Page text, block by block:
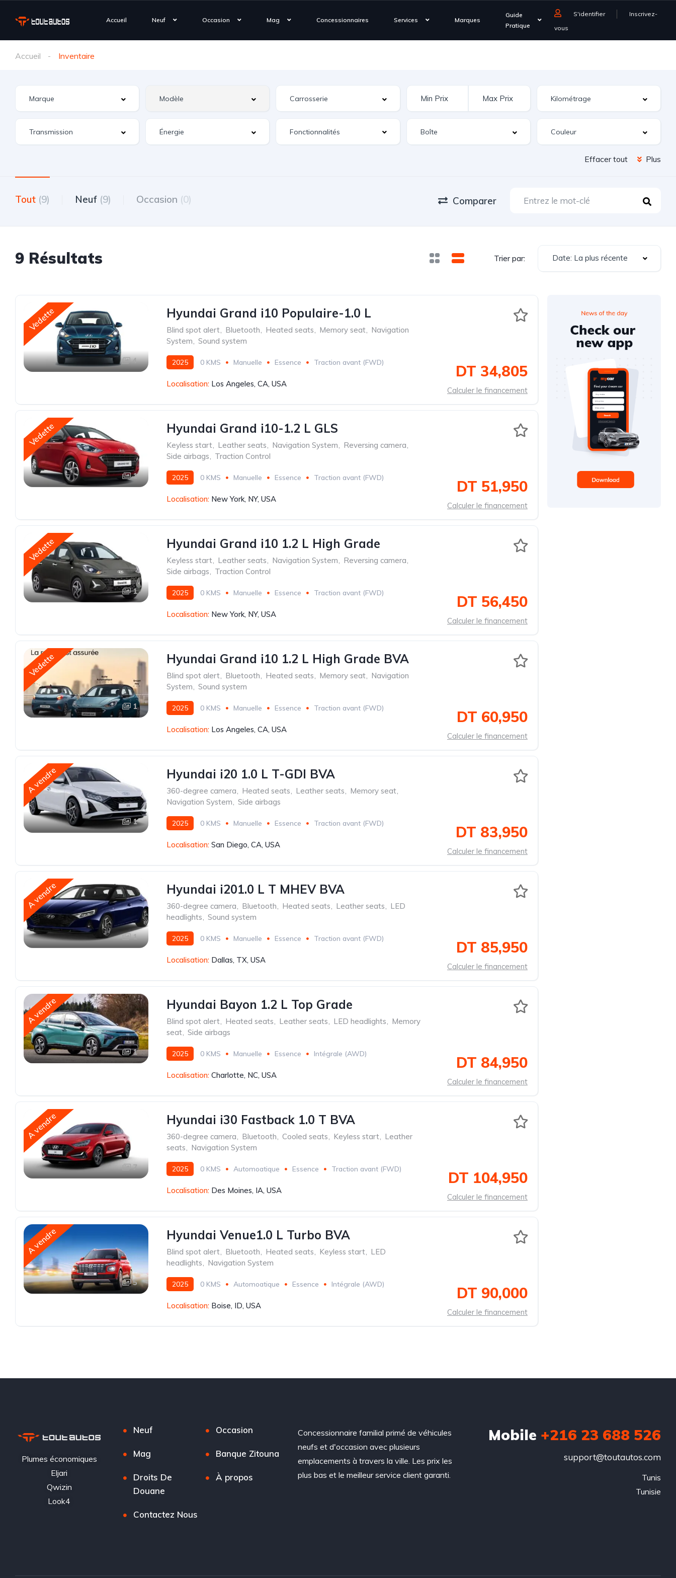
Accueil Neuf Occasion Mag Concessionnaires Services Marques
Guide
Pratique
S'identifier
Inscrivez-
vous
Accueil Inventaire
Fonctionnalités
Effacer tout Plus
Tout (9) Neuf (9) Occasion (0) Comparer
9 Résultats Trier par: Date: La plus récente
Vedette
4
Hyundai Grand i10 Populaire-1.0 L
Blind spot alert, Bluetooth, Heated seats, Memory seat, Navigation
System, Sound system
2025 0 KMS Manuelle Essence Traction avant (FWD)
Localisation: Los Angeles, CA, USA
DT 34,805
Calculer le financement
Vedette
1
Hyundai Grand i10-1.2 L GLS
Keyless start, Leather seats, Navigation System, Reversing camera,
Side airbags, Traction Control
2025 0 KMS Manuelle Essence Traction avant (FWD)
Localisation: New York, NY, USA
DT 51,950
Calculer le financement
Vedette
1
Hyundai Grand i10 1.2 L High Grade
Keyless start, Leather seats, Navigation System, Reversing camera,
Side airbags, Traction Control
2025 0 KMS Manuelle Essence Traction avant (FWD)
Localisation: New York, NY, USA
DT 56,450
Calculer le financement
Vedette
1
Hyundai Grand i10 1.2 L High Grade BVA
Blind spot alert, Bluetooth, Heated seats, Memory seat, Navigation
System, Sound system
2025 0 KMS Manuelle Essence Traction avant (FWD)
Localisation: Los Angeles, CA, USA
DT 60,950
Calculer le financement
A vendre
1
Hyundai i20 1.0 L T-GDI BVA
360-degree camera, Heated seats, Leather seats, Memory seat,
Navigation System, Side airbags
2025 0 KMS Manuelle Essence Traction avant (FWD)
Localisation: San Diego, CA, USA
DT 83,950
Calculer le financement
A vendre
1
Hyundai i201.0 L T MHEV BVA
360-degree camera, Bluetooth, Heated seats, Leather seats, LED
headlights, Sound system
2025 0 KMS Manuelle Essence Traction avant (FWD)
Localisation: Dallas, TX, USA
DT 85,950
Calculer le financement
A vendre
1
Hyundai Bayon 1.2 L Top Grade
Blind spot alert, Heated seats, Leather seats, LED headlights, Memory
seat, Side airbags
2025 0 KMS Manuelle Essence Intégrale (AWD)
Localisation: Charlotte, NC, USA
DT 84,950
Calculer le financement
A vendre
7
Hyundai i30 Fastback 1.0 T BVA
360-degree camera, Bluetooth, Cooled seats, Keyless start, Leather
seats, Navigation System
2025 0 KMS Automoatique Essence Traction avant (FWD)
Localisation: Des Moines, IA, USA
DT 104,950
Calculer le financement
A vendre
5
Hyundai Venue1.0 L Turbo BVA
Blind spot alert, Bluetooth, Heated seats, Keyless start, LED
headlights, Navigation System
2025 0 KMS Automoatique Essence Intégrale (AWD)
Localisation: Boise, ID, USA
DT 90,000
Calculer le financement
Plumes économiques
Eljari
Qwizin
Look4
Neuf Occasion
Mag Banque Zitouna
Droits De
Douane
À propos
Contactez Nous
Concessionnaire familial primé de véhicules
neufs et d'occasion avec plusieurs
emplacements à travers la ville. Les prix les
plus bas et le meilleur service client garanti.
Mobile +216 23 688 526
support@toutautos.com
Tunis
Tunisie